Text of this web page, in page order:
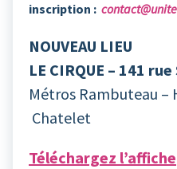
inscription :
NOUVEAU LIEU
LE CIRQUE – 141
Métros Rambuteau –
Chatelet
Téléchargez l’affiche